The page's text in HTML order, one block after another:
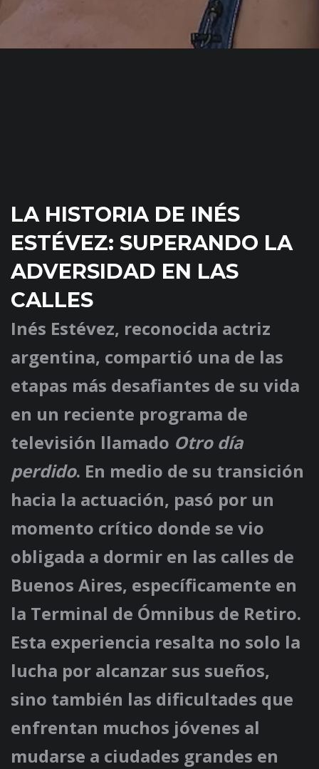
LA HISTORIA DE INÉS
ESTÉVEZ: SUPERANDO LA
ADVERSIDAD EN LAS
CALLES
Inés Estévez, reconocida actriz
argentina, compartió una de las
etapas más desafiantes de su vida
en un reciente programa de
televisión llamado Otro día
perdido. En medio de su transición
hacia la actuación, pasó por un
momento crítico donde se vio
obligada a dormir en las calles de
Buenos Aires, específicamente en
la Terminal de Ómnibus de Retiro.
Esta experiencia resalta no solo la
lucha por alcanzar sus sueños,
sino también las dificultades que
enfrentan muchos jóvenes al
mudarse a ciudades grandes en